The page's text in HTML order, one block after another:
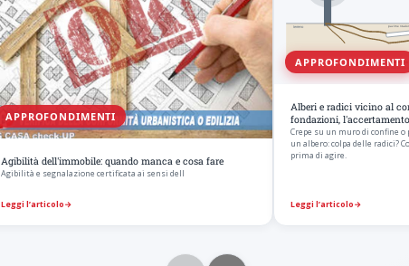
APPROFONDIMENTI
Agibilità dell'immobile: quando manca e cosa fare
Agibilità e segnalazione certificata ai sensi dell
Leggi l’articolo→
APPROFONDIMENTI
Alberi e radici vicino al
fondazioni, l'accertamento
Crepe su un muro di confine
un albero: colpa delle radici?
prima di agire.
Leggi l’articolo→